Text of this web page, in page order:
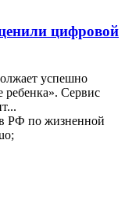
цифровой
успешно
ребенка». Сервис